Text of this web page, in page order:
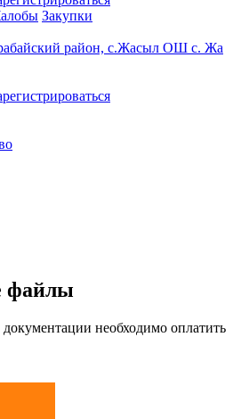
Закупки
район, с.Жасыл ОШ с. Жа
файлы
необходимо оплатить